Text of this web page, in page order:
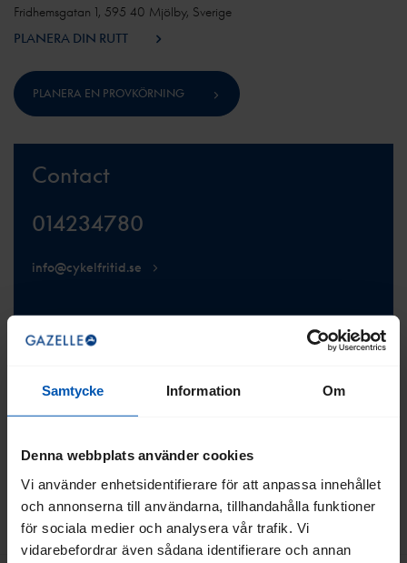
Samtycke Information Om
Denna webbplats använder cookies
Vi använder enhetsidentifierare för att anpassa innehållet
och annonserna till användarna, tillhandahålla funktioner
för sociala medier och analysera vår trafik. Vi
vidarebefordrar även sådana identifierare och annan
Fridhemsgatan 1, 595 40 Mjölby, Sverige
PLANERA DIN RUTT
PLANERA EN PROVKÖRNING
Contact
014234780
info@cykelfritid.se
TILLBAKA TILL TOPPEN